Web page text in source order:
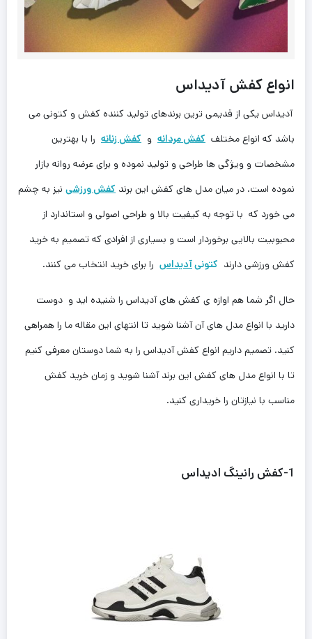
انواع کفش آدیداس
آدیداس یکی از قدیمی ترین برندهای تولید کننده کفش و کتونی می
باشد که انواع مختلف کفش مردانه و کفش زنانه را با بهترین
مشخصات و ویژگی ها طراحی و تولید نموده و برای عرضه روانه بازار
نموده است. در میان مدل های کفش این برند کفش ورزشی نیز به چشم
‌می خورد که با توجه به کیفیت بالا و طراحی اصولی و استاندارد از
محبوبیت بالایی برخوردار است و بسیاری از افرادی که تصمیم به خرید
کفش ورزشی دارند کتونیآدیداس را برای خرید انتخاب می کنند.
حال اگر شما هم اوازه ی کفش های آدیداس را شنیده اید و دوست
دارید با انواع مدل های آن آشنا شوید تا انتهای این مقاله ما را همراهی
کنید. تصمیم داریم انواع کفش آدیداس را به شما دوستان معرفی کنیم
تا با انواع مدل های کفش این برند آشنا شوید و زمان خرید کفش
مناسب با نیازتان را خریداری کنید.‌
1-کفش رانینگ ادیداس